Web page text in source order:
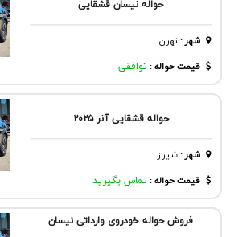
حواله نیسان قشقایی
شهر: تهران
قیمت حواله : توافقی
حواله قشقایی آنر ۲۰۲۵
شهر:شيراز
قیمت حواله : تماس بگیرید
فروش حواله خودروی وارداتی نیسان